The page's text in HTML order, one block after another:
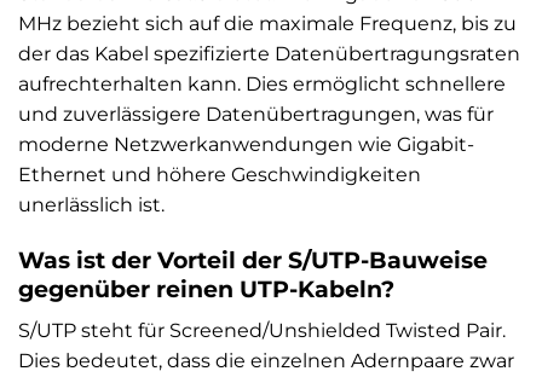
MHz bezieht sich auf die maximale Frequenz, bis zu
der das Kabel spezifizierte Datenübertragungsraten
aufrechterhalten kann. Dies ermöglicht schnellere
und zuverlässigere Datenübertragungen, was für
moderne Netzwerkanwendungen wie Gigabit-
Ethernet und höhere Geschwindigkeiten
unerlässlich ist.
Was ist der Vorteil der S/UTP-Bauweise
gegenüber reinen UTP-Kabeln?
S/UTP steht für Screened/Unshielded Twisted Pair.
Dies bedeutet, dass die einzelnen Adernpaare zwar